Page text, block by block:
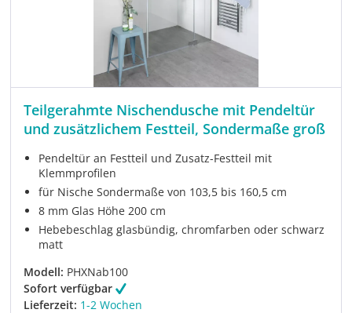
Teilgerahmte Nischendusche mit Pendeltür
und zusätzlichem Festteil, Sondermaße groß
Pendeltür an Festteil und Zusatz-Festteil mit
Klemmprofilen
für Nische Sondermaße von 103,5 bis 160,5 cm
8 mm Glas Höhe 200 cm
Hebebeschlag glasbündig, chromfarben oder schwarz
matt
Modell: PHXNab100
Sofort verfügbar
Lieferzeit: 1-2 Wochen